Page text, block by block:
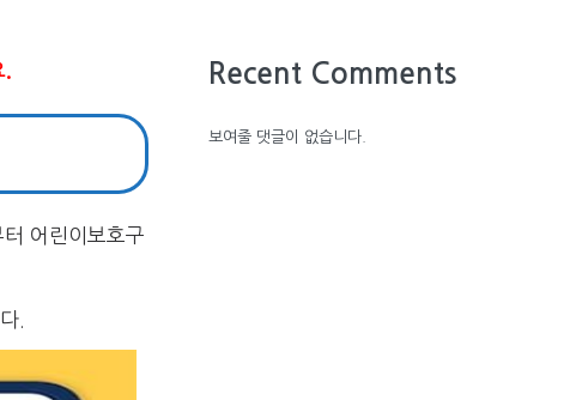
.
어린이보호구
.
Recent Comments
보여줄 댓글이 없습니다.